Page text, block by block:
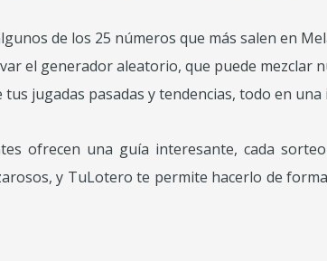
de los 25 números que más salen en
el generador aleatorio, que puede mezclar
tus jugadas pasadas y tendencias, todo en
ofrecen una guía interesante, cada
y TuLotero te permite hacerlo de